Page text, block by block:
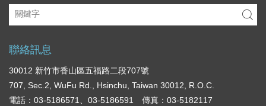
聯絡訊息
30012 新竹市香山區五福路二段707號
707, Sec.2, WuFu Rd., Hsinchu, Taiwan 30012, R.O.C.
電話：03-5186571、03-5186591 傳真：03-5182117